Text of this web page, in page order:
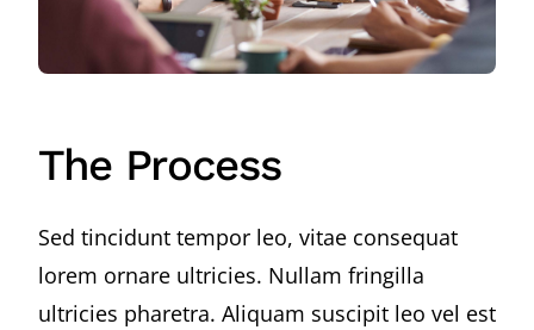
The Process
Sed tincidunt tempor leo, vitae consequat
lorem ornare ultricies. Nullam fringilla
ultricies pharetra. Aliquam suscipit leo vel est